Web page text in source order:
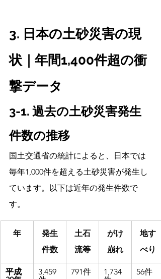
3. 日本の土砂災害の現
状｜年間1,400件超の衝
撃データ
3-1. 過去の土砂災害発生
件数の推移
国土交通省の統計によると、日本では
毎年1,000件を超える土砂災害が発生し
ています。以下は近年の発生件数で
す。
年
発生
件数
土石
流等
がけ
崩れ
地す
べり
平成
3,459
791件
1,734
56件